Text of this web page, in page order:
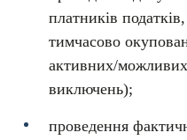
платників
тимчасово
активних/
виключень);
проведення